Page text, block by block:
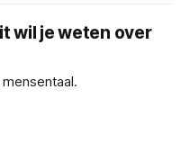
wil je weten over